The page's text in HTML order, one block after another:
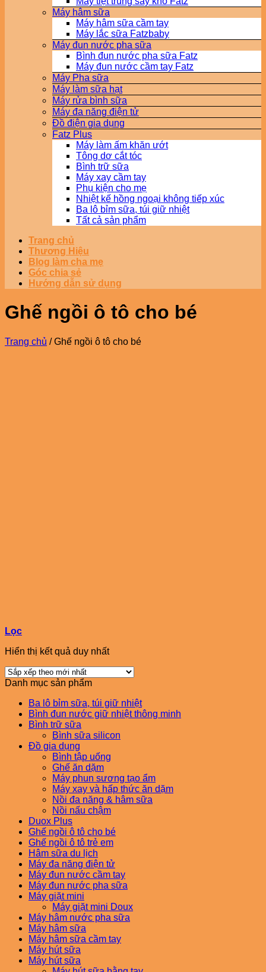
Máy hâm sữa
Máy hâm sữa cầm tay
Máy lắc sữa Fatzbaby
Máy đun nước pha sữa
Bình đun nước pha sữa Fatz
Máy đun nước cầm tay Fatz
Máy Pha sữa
Máy làm sữa hạt
Máy rửa bình sữa
Máy đa năng điện tử
Đồ điện gia dụng
Fatz Plus
Máy làm ấm khăn ướt
Tông dơ cắt tóc
Bình trữ sữa
Máy xay cầm tay
Phụ kiện cho mẹ
Nhiệt kế hồng ngoại không tiếp xúc
Ba lô bỉm sữa, túi giữ nhiệt
Tất cả sản phẩm
Trang chủ
Thương Hiệu
Blog làm cha mẹ
Góc chia sẻ
Hướng dẫn sử dụng
Ghế ngồi ô tô cho bé
Trang chủ /Ghế ngồi ô tô cho bé
Lọc
Hiển thị kết quả duy nhất
Danh mục sản phẩm
Ba lô bỉm sữa, túi giữ nhiệt
Bình đun nước giữ nhiệt thông minh
Bình trữ sữa
Bình sữa silicon
Đồ gia dụng
Bình tập uống
Ghế ăn dặm
Máy phun sương tạo ẩm
Máy xay và hấp thức ăn dặm
Nồi đa năng & hâm sữa
Nồi nấu chậm
Duox Plus
Ghế ngồi ô tô cho bé
Ghế ngồi ô tô trẻ em
Hâm sữa du lịch
Máy đa năng điện tử
Máy đun nước cầm tay
Máy đun nước pha sữa
Máy giặt mini
Máy giặt mini Doux
Máy hâm nước pha sữa
Máy hâm sữa
Máy hâm sữa cầm tay
Máy hút sữa
Máy hút sữa